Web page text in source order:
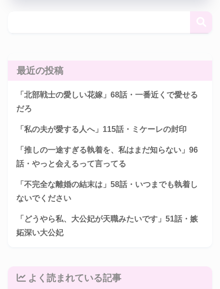
最近の投稿
「北部戦士の愛しい花嫁」68話・一番近くで愛せる
だろ
「私の夫が愛する人へ」115話・ミケーレの封印
「推しの一途すぎる執着を、私はまだ知らない」96
話・やっと会えるって言ってる
「不完全な離婚の結末は」58話・いつまでも執着し
ないでください
「どうやら私、大公妃が天職みたいです」51話・嫉
妬深い大公妃
よく読まれている記事